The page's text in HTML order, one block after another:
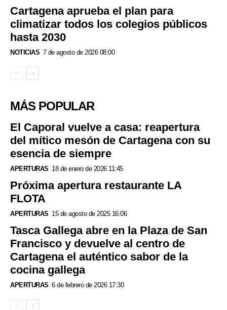
Cartagena aprueba el plan para
climatizar todos los colegios públicos
hasta 2030
NOTICIAS 7 de agosto de 2026 08:00
MÁS POPULAR
El Caporal vuelve a casa: reapertura
del mítico mesón de Cartagena con su
esencia de siempre
APERTURAS 18 de enero de 2026 11:45
Próxima apertura restaurante LA
FLOTA
APERTURAS 15 de agosto de 2025 16:06
Tasca Gallega abre en la Plaza de San
Francisco y devuelve al centro de
Cartagena el auténtico sabor de la
cocina gallega
APERTURAS 6 de febrero de 2026 17:30